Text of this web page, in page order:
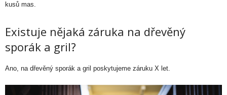
kusů mas.
Existuje nějaká záruka na dřevěný
sporák a gril?
Ano, na dřevěný sporák a gril poskytujeme záruku X let.